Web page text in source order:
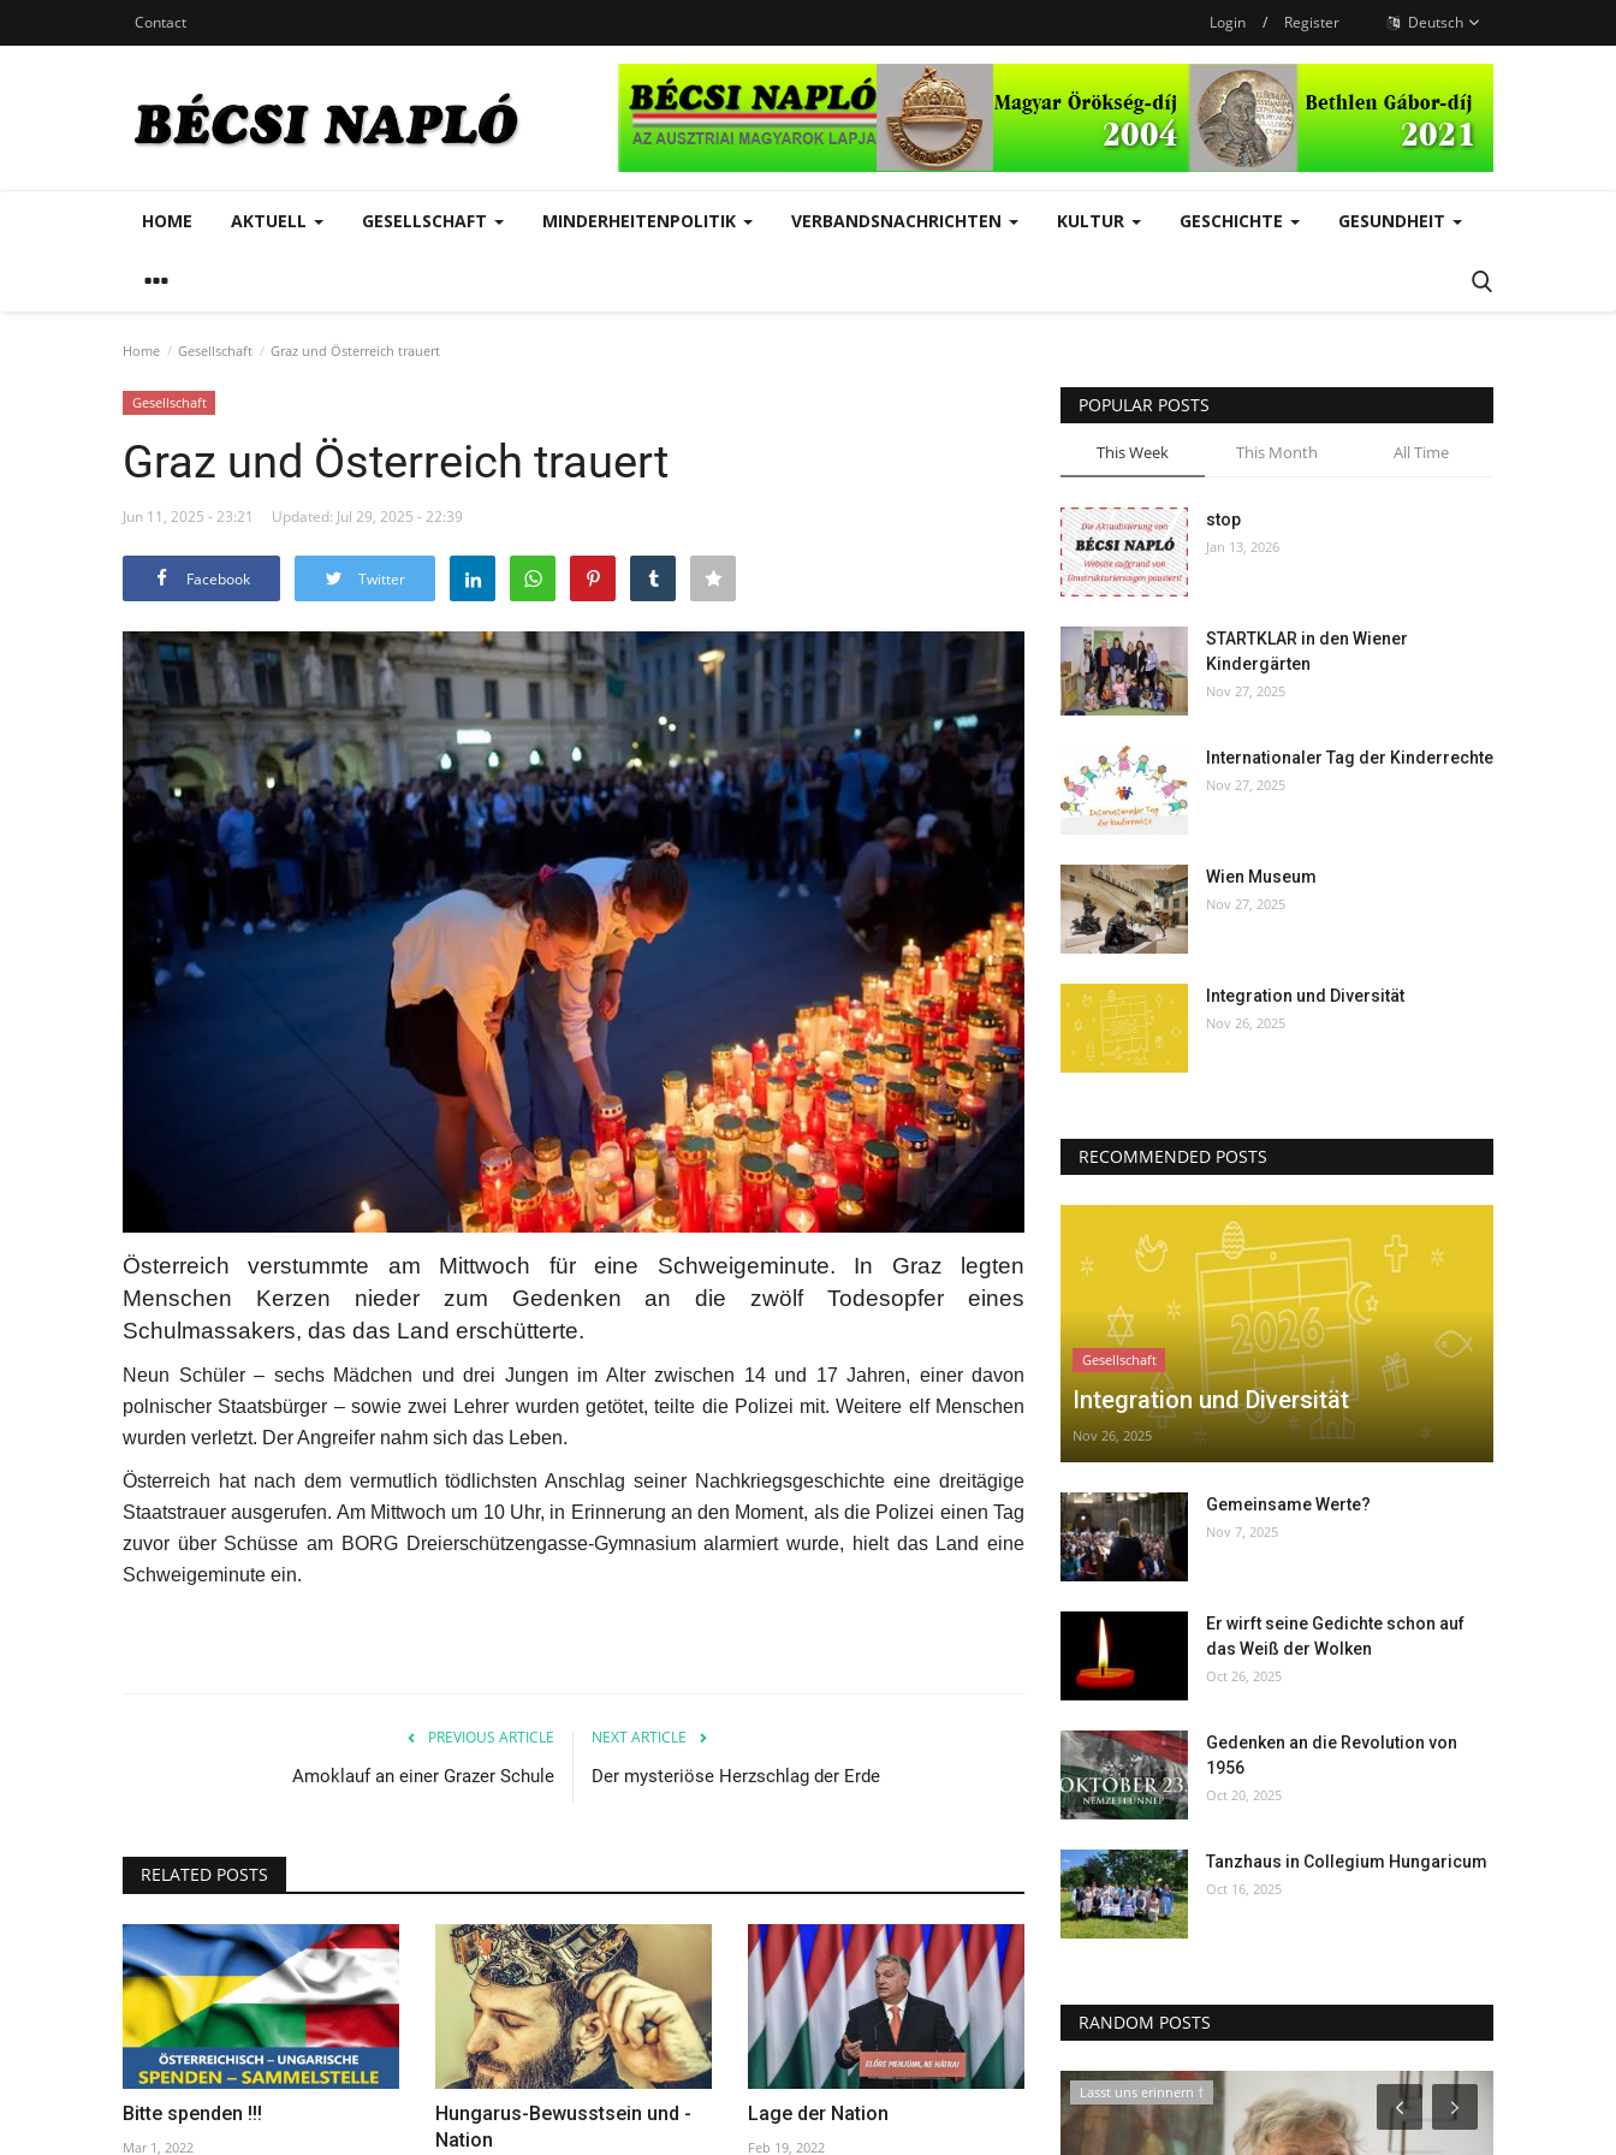
Contact Login / Register Deutsch
HOME AKTUELL GESELLSCHAFT MINDERHEITENPOLITIK VERBANDSNACHRICHTEN KULTUR GESCHICHTE GESUNDHEIT
Home Gesellschaft Graz und Österreich trauert
Gesellschaft
Graz und Österreich trauert
Jun 11, 2025 - 23:21 Updated: Jul 29, 2025 - 22:39
Facebook Twitter
Österreich verstummte am Mittwoch für eine Schweigeminute. In Graz legten
Menschen Kerzen nieder zum Gedenken an die zwölf Todesopfer eines
Schulmassakers, das das Land erschütterte.
Neun Schüler – sechs Mädchen und drei Jungen im Alter zwischen 14 und 17 Jahren, einer davon
polnischer Staatsbürger – sowie zwei Lehrer wurden getötet, teilte die Polizei mit. Weitere elf Menschen
wurden verletzt. Der Angreifer nahm sich das Leben.
Österreich hat nach dem vermutlich tödlichsten Anschlag seiner Nachkriegsgeschichte eine dreitägige
Staatstrauer ausgerufen. Am Mittwoch um 10 Uhr, in Erinnerung an den Moment, als die Polizei einen Tag
zuvor über Schüsse am BORG Dreierschützengasse-Gymnasium alarmiert wurde, hielt das Land eine
Schweigeminute ein.
PREVIOUS ARTICLE
Amoklauf an einer Grazer Schule
NEXT ARTICLE
Der mysteriöse Herzschlag der Erde
RELATED POSTS
Bitte spenden !!!
Mar 1, 2022
Hungarus-Bewusstsein und -
Nation
Lage der Nation
Feb 19, 2022
POPULAR POSTS
This Week This Month All Time
stop
Jan 13, 2026
STARTKLAR in den Wiener
Kindergärten
Nov 27, 2025
Internationaler Tag der Kinderrechte
Nov 27, 2025
Wien Museum
Nov 27, 2025
Integration und Diversität
Nov 26, 2025
RECOMMENDED POSTS
Gesellschaft
Integration und Diversität
Nov 26, 2025
Gemeinsame Werte?
Nov 7, 2025
Er wirft seine Gedichte schon auf
das Weiß der Wolken
Oct 26, 2025
Gedenken an die Revolution von
1956
Oct 20, 2025
Tanzhaus in Collegium Hungaricum
Oct 16, 2025
RANDOM POSTS
Gesellschaft Aktuell Lasst uns erinnern †